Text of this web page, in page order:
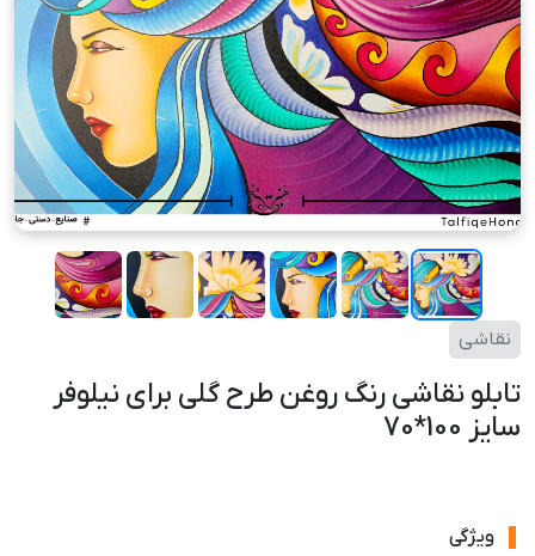
نقاشی
تابلو نقاشی رنگ روغن طرح گلی برای نیلوفر
سایز 100*70
ویژگی